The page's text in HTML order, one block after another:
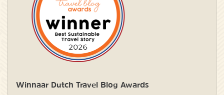
Winnaar Dutch Travel Blog Awards